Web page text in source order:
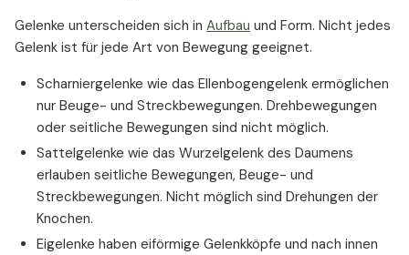
Gelenke unterscheiden sich in Aufbau und Form. Nicht jedes
Gelenk ist für jede Art von Bewegung geeignet.
Scharniergelenke wie das Ellenbogengelenk ermöglichen
nur Beuge- und Streckbewegungen. Drehbewegungen
oder seitliche Bewegungen sind nicht möglich.
Sattelgelenke wie das Wurzelgelenk des Daumens
erlauben seitliche Bewegungen, Beuge- und
Streckbewegungen. Nicht möglich sind Drehungen der
Knochen.
Eigelenke haben eiförmige Gelenkköpfe und nach innen